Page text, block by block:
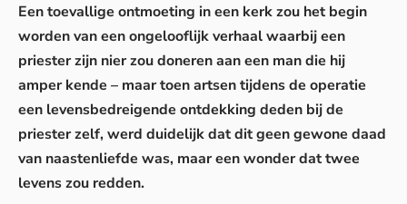
Een toevallige ontmoeting in een kerk zou het begin
worden van een ongelooflijk verhaal waarbij een
priester zijn nier zou doneren aan een man die hij
amper kende – maar toen artsen tijdens de operatie
een levensbedreigende ontdekking deden bij de
priester zelf, werd duidelijk dat dit geen gewone daad
van naastenliefde was, maar een wonder dat twee
levens zou redden.